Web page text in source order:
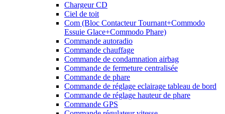
Chargeur CD
Ciel de toit
Com (Bloc Contacteur Tournant+Commodo
Essuie Glace+Commodo Phare)
Commande autoradio
Commande chauffage
Commande de condamnation airbag
Commande de fermeture centralisée
Commande de phare
Commande de réglage eclairage tableau de bord
Commande de réglage hauteur de phare
Commande GPS